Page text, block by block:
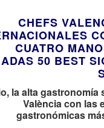
CHEFS
CUATRO
50 BEST
la alta gastronomía
València con las
gastronómicas